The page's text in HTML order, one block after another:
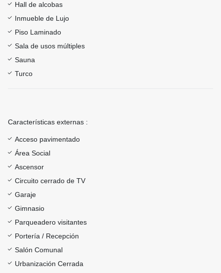
Hall de alcobas
Inmueble de Lujo
Piso Laminado
Sala de usos múltiples
Sauna
Turco
Características externas :
Acceso pavimentado
Área Social
Ascensor
Circuito cerrado de TV
Garaje
Gimnasio
Parqueadero visitantes
Portería / Recepción
Salón Comunal
Urbanización Cerrada